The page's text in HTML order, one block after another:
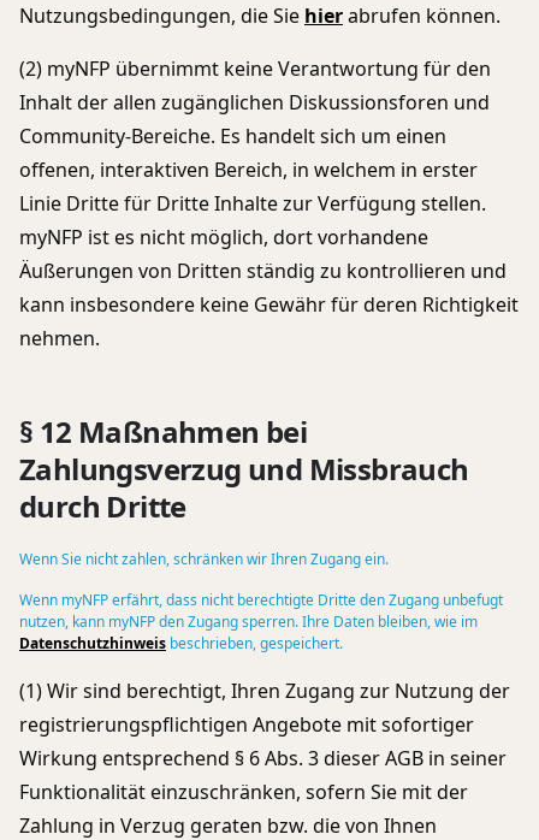
Nutzungsbedingungen, die Sie hierabrufen können.
(2) myNFP übernimmt keine Verantwortung für den
Inhalt der allen zugänglichen Diskussionsforen und
Community-Bereiche. Es handelt sich um einen
offenen, interaktiven Bereich, in welchem in erster
Linie Dritte für Dritte Inhalte zur Verfügung stellen.
myNFP ist es nicht möglich, dort vorhandene
Äußerungen von Dritten ständig zu kontrollieren und
kann insbesondere keine Gewähr für deren Richtigkeit
nehmen.
§ 12 Maßnahmen bei
Zahlungsverzug und Missbrauch
durch Dritte
Wenn Sie nicht zahlen, schränken wir Ihren Zugang ein.
Wenn myNFP erfährt, dass nicht berechtigte Dritte den Zugang unbefugt
nutzen, kann myNFP den Zugang sperren. Ihre Daten bleiben, wie im
Datenschutzhinweis beschrieben, gespeichert.
(1) Wir sind berechtigt, Ihren Zugang zur Nutzung der
registrierungspflichtigen Angebote mit sofortiger
Wirkung entsprechend § 6 Abs. 3 dieser AGB in seiner
Funktionalität einzuschränken, sofern Sie mit der
Zahlung in Verzug geraten bzw. die von Ihnen